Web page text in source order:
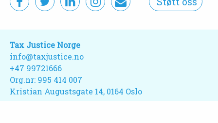
Tax Justice Norge
info@taxjustice.no
+47 99721666‬
Org.nr: 995 414 007
Kristian Augustsgate 14, 0164 Oslo